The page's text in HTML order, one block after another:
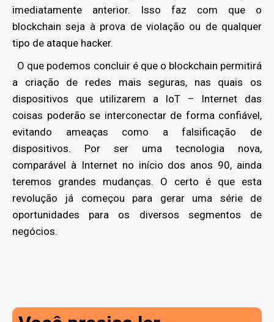
imediatamente anterior. Isso faz com que o
blockchain seja à prova de violação ou de qualquer
tipo de ataque hacker.
O que podemos concluir é que o blockchain permitirá
a criação de redes mais seguras, nas quais os
dispositivos que utilizarem a IoT – Internet das
coisas poderão se interconectar de forma confiável,
evitando ameaças como a falsificação de
dispositivos. Por ser uma tecnologia nova,
comparável à Internet no início dos anos 90, ainda
teremos grandes mudanças. O certo é que esta
revolução já começou para gerar uma série de
oportunidades para os diversos segmentos de
negócios.